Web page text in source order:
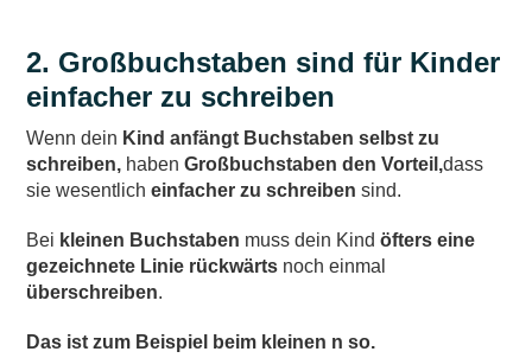
2. Großbuchstaben sind für Kinder
einfacher zu schreiben
Wenn dein Kind anfängt Buchstaben selbst zu
schreiben, habenGroßbuchstaben den Vorteil,dass
sie wesentlich einfacher zu schreibensind.
Bei kleinen Buchstaben muss dein Kindöfters eine
gezeichnete Linie rückwärts noch einmal
überschreiben.
Das ist zum Beispiel beim kleinen n so.